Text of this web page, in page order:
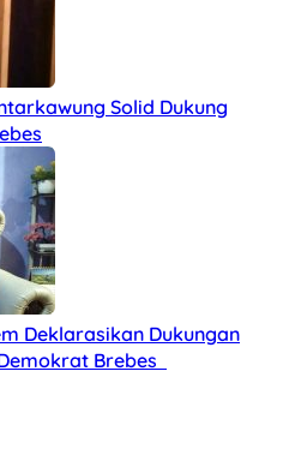
Solid Dukung
Deklarasikan Dukungan
Brebes